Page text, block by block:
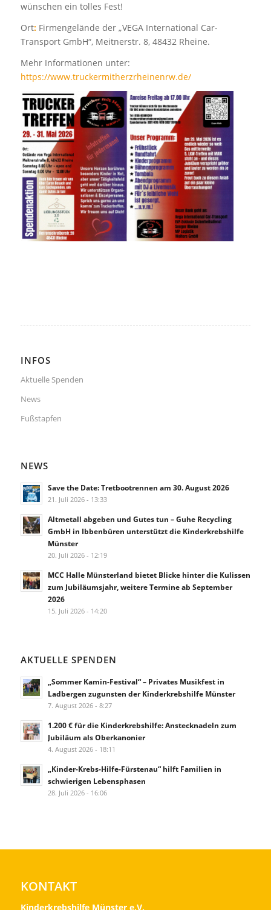
wünschen ein tolles Fest!
Ort: Firmengelände der „VEGA International Car-
Transport GmbH“, Meitnerstr. 8, 48432 Rheine.
Mehr Informationen unter:
https://www.truckermitherzrheinenrw.de/
INFOS
Aktuelle Spenden
News
Fußstapfen
NEWS
Save the Date: Tretbootrennen am 30. August 2026
21. Juli 2026 - 13:33
Altmetall abgeben und Gutes tun – Guhe Recycling
GmbH in Ibbenbüren unterstützt die Kinderkrebshilfe
Münster
20. Juli 2026 - 12:19
MCC Halle Münsterland bietet Blicke hinter die Kulissen
zum Jubiläumsjahr, weitere Termine ab September
2026
15. Juli 2026 - 14:20
AKTUELLE SPENDEN
„Sommer Kamin-Festival“ – Privates Musikfest in
Ladbergen zugunsten der Kinderkrebshilfe Münster
7. August 2026 - 8:27
1.200 € für die Kinderkrebshilfe: Anstecknadeln zum
Jubiläum als Oberkanonier
4. August 2026 - 18:11
„Kinder-Krebs-Hilfe-Fürstenau“ hilft Familien in
schwierigen Lebensphasen
28. Juli 2026 - 16:06
KONTAKT
Kinderkrebshilfe Münster e.V.